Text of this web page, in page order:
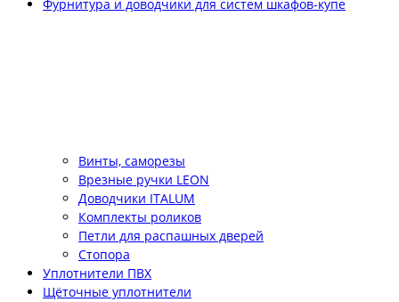
Фурнитура и доводчики для систем шкафов-купе
Винты, саморезы
Врезные ручки LEON
Доводчики ITALUM
Комплекты роликов
Петли для распашных дверей
Стопора
Уплотнители ПВХ
Щёточные уплотнители